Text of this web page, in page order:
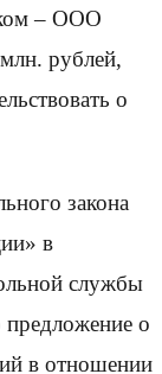
– ООО
рублей,
о
закона
в
службы
предложение о
в отношении